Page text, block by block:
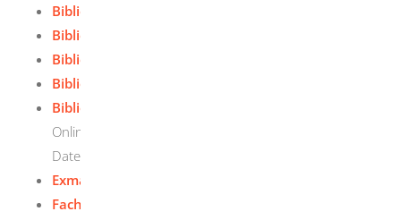
Bibliotheksdienste - Uni Mannheim
Bibliotheksdienste - Uni Stuttgart
Bibliotheksdienste - Uni Tübingen
Bibliotheksdienste - Uni Ulm
Bibliotheksdienste - Universität Freiburg
Online-Katalog, Online-Ausleihe, Online-Fernleihe,
Datenbanken & weitere Dienste der UB-Freiburg
Exmatrikulation - PH Schwäbisch Gmünd
Fachhochschule - Feststellung der